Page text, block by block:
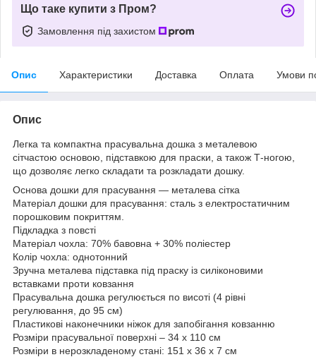
Що таке купити з Пром?
Замовлення під захистом
Опис Характеристики Доставка Оплата Умови
Опис
Легка та компактна прасувальна дошка з металевою
сітчастою основою, підставкою для праски, а також Т-ногою,
що дозволяє легко складати та розкладати дошку.
Основа дошки для прасування — металева сітка
Матеріал дошки для прасування: сталь з електростатичним
порошковим покриттям.
Підкладка з повсті
Матеріал чохла: 70% бавовна + 30% поліестер
Колір чохла: однотонний
Зручна металева підставка під праску із силіконовими
вставками проти ковзання
Прасувальна дошка регулюється по висоті (4 рівні
регулювання, до 95 см)
Пластикові наконечники ніжок для запобігання ковзанню
Розміри прасувальної поверхні – 34 х 110 см
Розміри в нерозкладеному стані: 151 х 36 х 7 см